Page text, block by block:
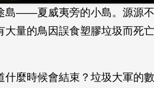
島——夏威夷旁的小島。源源
量的鳥因誤食塑膠垃圾而死亡
麼時候會結束？垃圾大軍的